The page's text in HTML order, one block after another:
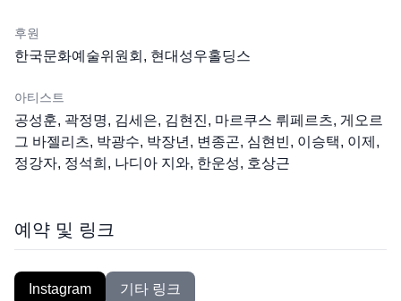
후원
한국문화예술위원회, 현대성우홀딩스
아티스트
공성훈, 곽정명, 김세은, 김현진, 마르쿠스 뤼페르츠, 게오르
그 바젤리츠, 박광수, 박장년, 변종곤, 심현빈, 이승택, 이제,
정강자, 정석희, 나디아 지와, 한운성, 호상근
예약 및 링크
Instagram 기타 링크